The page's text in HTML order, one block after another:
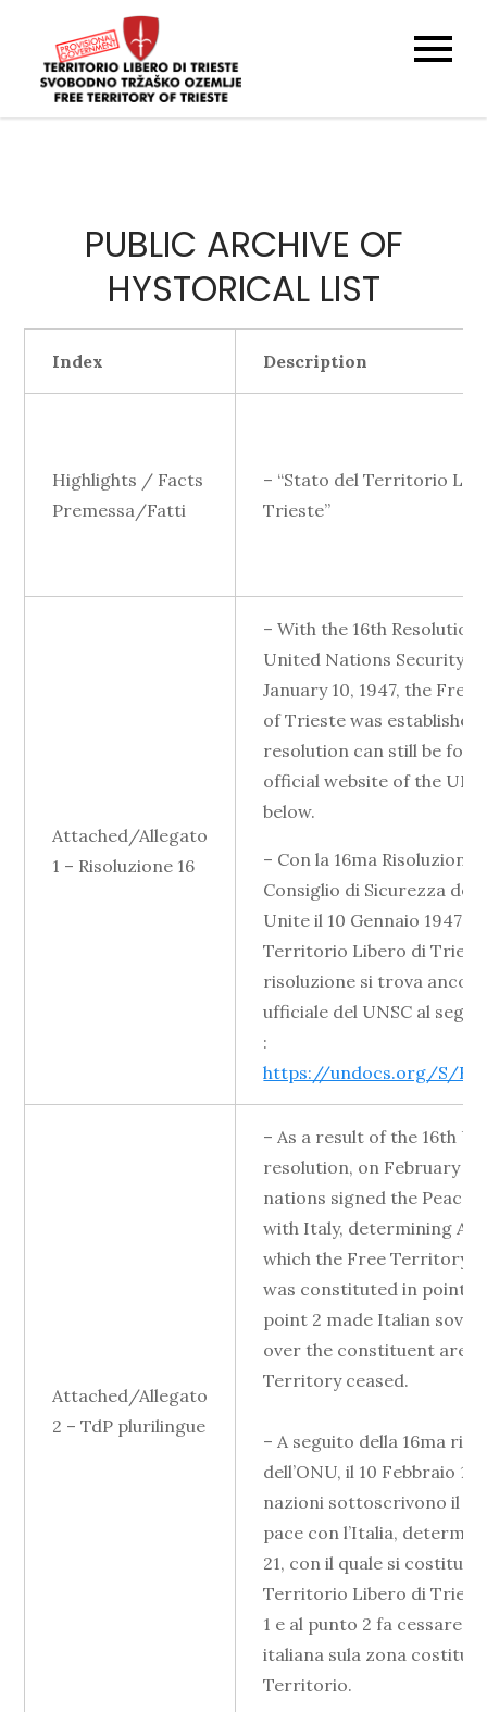
content
territory map
PUBLIC ARCHIVE OF
HYSTORICAL LIST
Index Description
Highlights / Facts
Premessa/Fatti
– “Stato del Territorio
Trieste”
Attached/Allegato
1 – Risoluzione 16
– With the 16th Resolution
United Nations Security
January 10, 1947, the
of Trieste was established.
resolution can still be
official website of the
below.
– Con la 16ma Risoluzione
Consiglio di Sicurezza
Unite il 10 Gennaio 1947
Territorio Libero di
risoluzione si trova
ufficiale del UNSC al
:
https://undocs.org/S/
Attached/Allegato
2 – TdP plurilingue
– As a result of the 16th
resolution, on February 10,
nations signed the Peace
with Italy, determining
which the Free Territory
was constituted in point 1
point 2 made Italian
over the constituent area
Territory ceased.
– A seguito della 16ma
dell’ONU, il 10 Febbraio
nazioni sottoscrivono il
pace con l’Italia,
21, con il quale si
Territorio Libero di
1 e al punto 2 fa cessare
italiana sula zona
Territorio.